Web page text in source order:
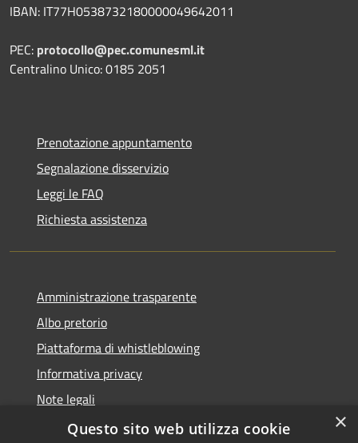
IBAN: IT77H0538732180000049642011
PEC: protocollo@pec.comunesml.it
Centralino Unico: 0185 2051
Prenotazione appuntamento
Segnalazione disservizio
Leggi le FAQ
Richiesta assistenza
Amministrazione trasparente
Albo pretorio
Piattaforma di whistleblowing
Informativa privacy
Note legali
Dichiarazione di accessibilità
×
Questo sito web utilizza cookie